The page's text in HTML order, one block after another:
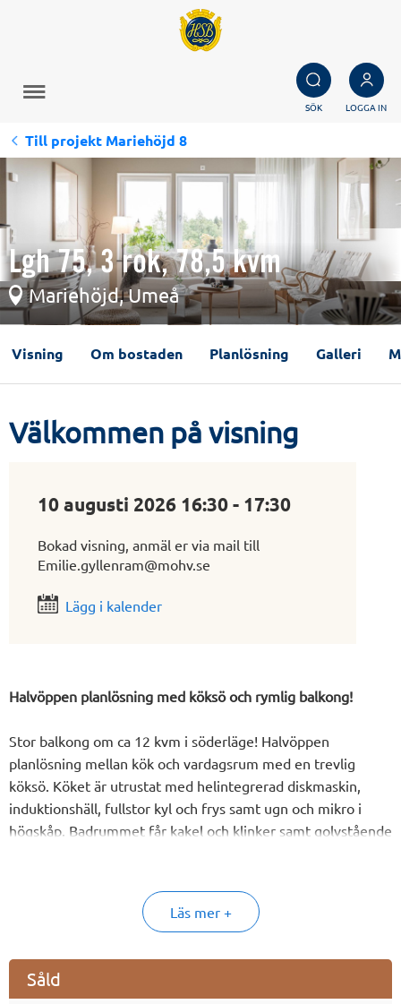
SÖK LOGGA IN
Till projekt Mariehöjd 8
Lgh 75, 3 rok, 78,5 kvm
Mariehöjd, Umeå
Visning Om bostaden Planlösning Galleri
Välkommen på visning
10 augusti 2026 16:30 - 17:30
Bokad visning, anmäl er via mail till
Emilie.gyllenram@mohv.se
Lägg i kalender
Halvöppen planlösning med köksö och rymlig balkong!
Stor balkong om ca 12 kvm i söderläge! Halvöppen
planlösning mellan kök och vardagsrum med en trevlig
köksö. Köket är utrustat med helintegrerad diskmaskin,
induktionshäll, fullstor kyl och frys samt ugn och mikro i
högskåp. Badrummet får kakel och klinker samt golvstående
tvättmaskin och torktumlare med en praktisk arbetsbänk
och förvaring i väggskåp ovanför. Gott om förvaring i
inreds med hylla, klädstång, linnedel och
städskåpsinredning.
Läs mer +
Såld